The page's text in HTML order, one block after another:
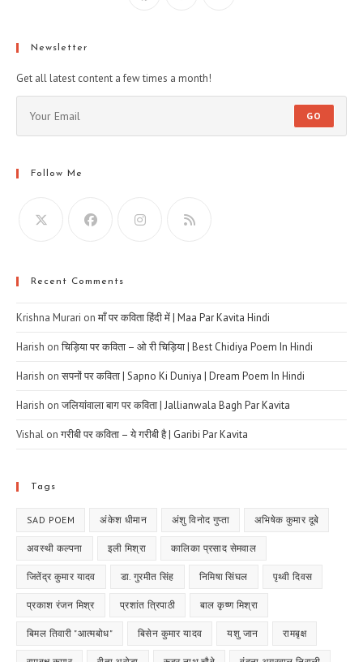
Newsletter
Get all latest content a few times a month!
GO
Follow Me
Recent Comments
Krishna Murari onमाँ पर कविता हिंदी में | Maa Par Kavita Hindi
Harish onचिड़िया पर कविता – ओ री चिड़िया | Best Chidiya Poem In Hindi
Harish onसपनों पर कविता | Sapno Ki Duniya | Dream Poem In Hindi
Harish onजलियांवाला बाग पर कविता | Jallianwala Bagh Par Kavita
Vishal onगरीबी पर कविता – ये गरीबी है | Garibi Par Kavita
Tags
SAD POEM अंकेश धीमान अंशु विनोद गुप्ता अभिषेक कुमार दूबे
अवस्थी कल्पना इली मिश्रा कालिका प्रसाद सेमवाल
जितेंद्र कुमार यादव डा. गुरमीत सिंह निमिषा सिंघल पृथ्वी दिवस
प्रकाश रंजन मिश्र प्रशांत त्रिपाठी बाल कृष्ण मिश्रा
बिमल तिवारी "आत्मबोध" बिसेन कुमार यादव यशु जान रामबृक्ष